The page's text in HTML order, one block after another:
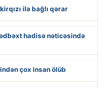
ilə bağlı qərar
hadisə nəticəsində
çox insan ölüb